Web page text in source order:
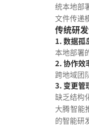
统本地部
文件传递
传统研
1. 数据孤
本地部署
2. 协作效
跨地域团
3. 变更管
缺乏结构
大腾智能
的智能研